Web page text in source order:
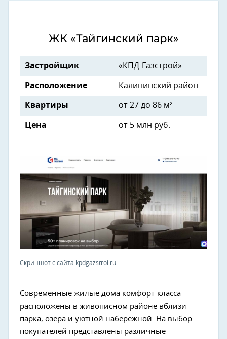
ЖК «Тайгинский парк»
Застройщик «КПД-Газстрой»
Расположение Калининский район
Квартиры от 27 до 86 м²
Цена от 5 млн руб.
Скриншот с сайта kpdgazstroi.ru
Современные жилые дома комфорт-класса
расположены в живописном районе вблизи
парка, озера и уютной набережной. На выбор
покупателей представлены различные